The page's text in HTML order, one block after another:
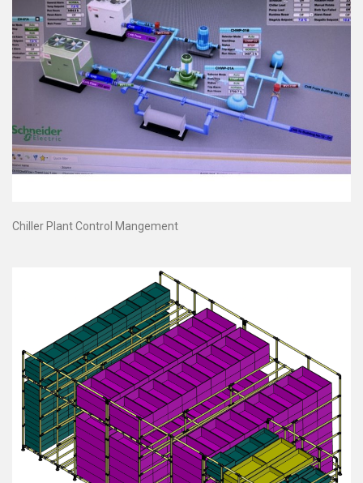
Chiller Plant Control Mangement